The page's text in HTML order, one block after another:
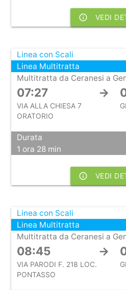
info_outline VEDI
Linea con Scali
Linea Multitratta
Multitratta da Ceranesi a
07:27 →
VIA ALLA CHIESA 7
ORATORIO
Durata
1 ora 28 min
info_outline VEDI
Linea con Scali
Linea Multitratta
Multitratta da Ceranesi a
08:45 →
VIA PARODI F. 218 LOC.
PONTASSO